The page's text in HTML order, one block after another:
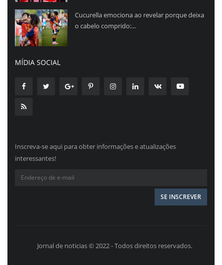
Cucurella emociona ao revelar porque deixa
o cabelo comprido:...
MÍDIA SOCIAL
Inscreva-se aqui para obter informações e atualizações
interessantes!
Jornal de noticias © 2022 - Todos direitos reservados.